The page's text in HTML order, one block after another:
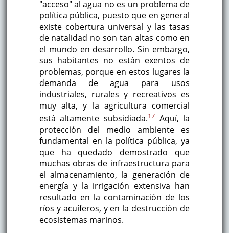
"acceso" al agua no es un problema de
política pública, puesto que en general
existe cobertura universal y las tasas
de natalidad no son tan altas como en
el mundo en desarrollo. Sin embargo,
sus habitantes no están exentos de
problemas, porque en estos lugares la
demanda de agua para usos
industriales, rurales y recreativos es
muy alta, y la agricultura comercial
está altamente subsidiada.17Aquí, la
protección del medio ambiente es
fundamental en la política pública, ya
que ha quedado demostrado que
muchas obras de infraestructura para
el almacenamiento, la generación de
energía y la irrigación extensiva han
resultado en la contaminación de los
ríos y acuíferos, y en la destrucción de
ecosistemas marinos.